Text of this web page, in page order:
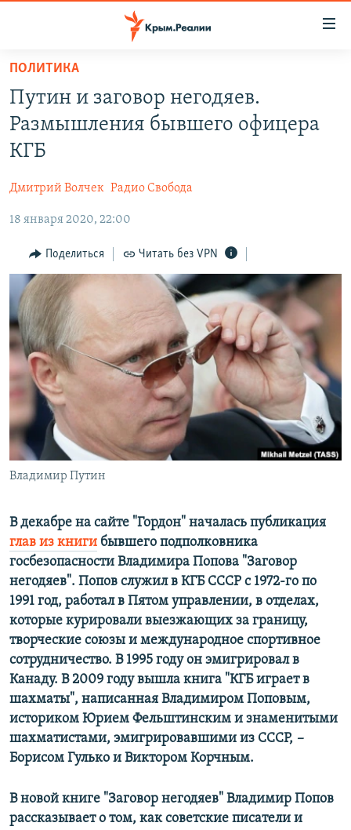
Вернуться
основному
содержанию
Вернутся
главной
навигации
Вернутся
поиску
СПЕЦПРОЕКТЫ
ГРУЗ 200
11 ЛЕТ ОККУПАЦИИ КРЫМА. 11 ИСТОРИЙ СОПРОТИВЛЕНИЯ
ВОДА
ЕЩЕ
ИНТЕРАКТИВ
ИНФОГРАФИКА
ТЕЛЕПРОЕКТ КРЫМ.РЕАЛИИ
СОВЕТЫ ПРАВОЗАЩИТНИКОВ
ПРОПАВШИЕ БЕЗ ВЕСТИ
ПОБЕДИТЕЛЕЙ НЕ СУДЯТ?
КРЫМ.НЕПОКОРЕННЫЙ
ELIFBE
УКРАИНСКАЯ ПРОБЛЕМА КРЫМА
РАДІО СВОБОДА
КАК ОБОЙТИ БЛОКИРОВКУ
Українською
Qırımtatar
ПРИСОЕДИНЯЙТЕСЬ!
Все сайты RFE/RL
ПОЛИТИКА
Путин и заговор негодяев.
Размышления бывшего офицера
КГБ
Дмитрий Волчек Радио Свобода
18 января 2020, 22:00
Поделиться Читать без VPN
Владимир Путин
В декабре на сайте "Гордон" началась публикация
глав из книги бывшего подполковника
госбезопасности Владимира Попова "Заговор
негодяев". Попов служил в КГБ СССР с 1972-го по
1991 год, работал в Пятом управлении, в отделах,
которые курировали выезжающих за границу,
творческие союзы и международное спортивное
сотрудничество. В 1995 году он эмигрировал в
Канаду. В 2009 году вышла книга "КГБ играет в
шахматы", написанная Владимиром Поповым,
историком Юрием Фельштинским и знаменитыми
шахматистами, эмигрировавшими из СССР, –
Борисом Гулько и Виктором Корчным.
В новой книге "Заговор негодяев" Владимир Попов
рассказывает о том, как советские писатели и